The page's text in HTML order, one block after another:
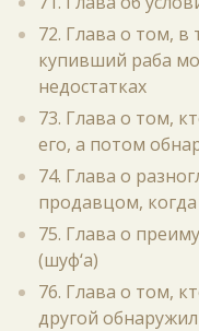
72. Глава о том, в
купивший раба
недостатках
73. Глава о том,
его, а потом
74. Глава о
продавцом,
75. Глава о
(шуф‘а)
76. Глава о том,
другой